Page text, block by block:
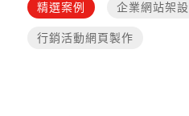
精選案例 企業網站架設
行銷活動網頁製作